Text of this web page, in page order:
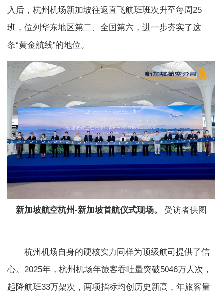
入后，杭州机场新加坡往返直飞航班班次升至每周25
班，位列华东地区第二、全国第六，进一步夯实了这
条“黄金航线”的地位。
新加坡航空杭州-新加坡首航仪式现场。 受访者供图
杭州机场自身的硬核实力同样为顶级航司提供了信
心。2025年，杭州机场年旅客吞吐量突破5046万人次，
起降航班33万架次，两项指标均创历史新高，年旅客量